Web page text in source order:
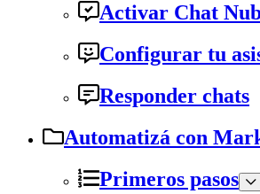
Activar Chat
Configurar tu
Responder chats
Automatizá con
Primeros pasos